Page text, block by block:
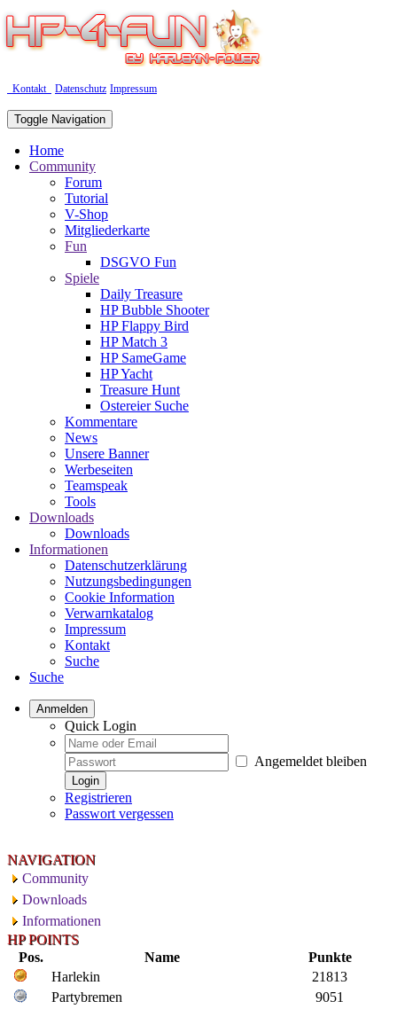
Kontakt Datenschutz Impressum
Toggle Navigation
Home
Community
Forum
Tutorial
V-Shop
Mitgliederkarte
Fun
DSGVO Fun
Spiele
Daily Treasure
HP Bubble Shooter
HP Flappy Bird
HP Match 3
HP SameGame
HP Yacht
Treasure Hunt
Ostereier Suche
Kommentare
News
Unsere Banner
Werbeseiten
Teamspeak
Tools
Downloads
Downloads
Informationen
Datenschutzerklärung
Nutzungsbedingungen
Cookie Information
Verwarnkatalog
Impressum
Kontakt
Suche
Suche
Anmelden
Quick Login
Angemeldet bleiben
Login
Registrieren
Passwort vergessen
NAVIGATION
Community
Downloads
Informationen
HP POINTS
Pos.
Name
Punkte
Harlekin
21813
Partybremen
9051